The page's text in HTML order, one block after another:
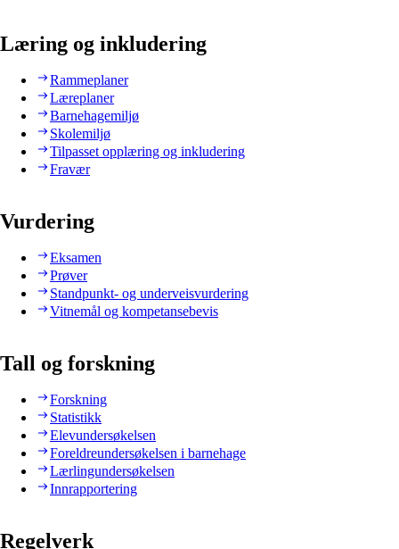
Læring og inkludering
Rammeplaner
Læreplaner
Barnehagemiljø
Skolemiljø
Tilpasset opplæring og inkludering
Fravær
Vurdering
Eksamen
Prøver
Standpunkt- og underveisvurdering
Vitnemål og kompetansebevis
Tall og forskning
Forskning
Statistikk
Elevundersøkelsen
Foreldreundersøkelsen i barnehage
Lærlingundersøkelsen
Innrapportering
Regelverk